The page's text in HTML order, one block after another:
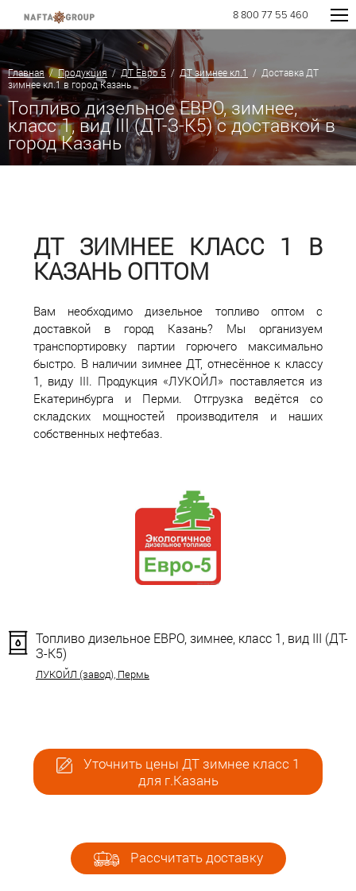
8 800 77 55 460
Главная/Продукция/ДТ Евро 5 / ДТ зимнее кл.1
/ Доставка ДТ
зимнее кл.1 в город Казань
Топливо дизельное ЕВРО, зимнее,
класс 1, вид III (ДТ-З-К5) с доставкой в
город Казань
ДТ ЗИМНЕЕ КЛАСС 1 В
КАЗАНЬ ОПТОМ
Вам необходимо дизельное топливо оптом с
доставкой в город Казань? Мы организуем
транспортировку партии горючего максимально
быстро. В наличии зимнее ДТ, отнесённое к классу
1, виду III. Продукция «ЛУКОЙЛ» поставляется из
Екатеринбурга и Перми. Отгрузка ведётся со
складских мощностей производителя и наших
собственных нефтебаз.
Топливо дизельное ЕВРО, зимнее, класс 1, вид III (ДТ-
З-К5)
ЛУКОЙЛ (завод), Пермь
Уточнить цены ДТ зимнее класс 1
для г.Казань
Рассчитать доставку